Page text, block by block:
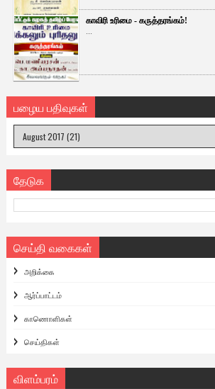
காவிரி உரிமை - கருத்தரங்கம்!
...
பழைய பதிவுகள்
தேடுக
செய்தி வகைகள்
அறிக்கை
ஆர்ப்பாட்டம்
காணொளிகள்
செய்திகள்
விளம்பரம்